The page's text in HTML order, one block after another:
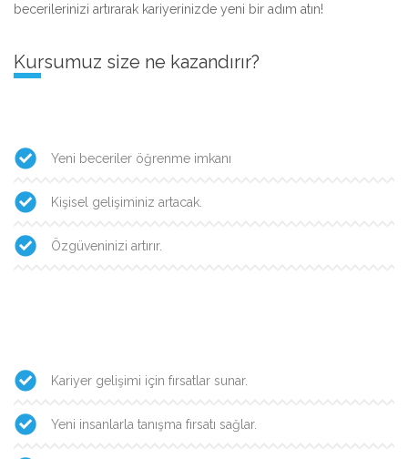
becerilerinizi artırarak kariyerinizde yeni bir adım atın!
Kursumuz size ne kazandırır?
Yeni beceriler öğrenme imkanı
Kişisel gelişiminiz artacak.
Özgüveninizi artırır.
Kariyer gelişimi için fırsatlar sunar.
Yeni insanlarla tanışma fırsatı sağlar.